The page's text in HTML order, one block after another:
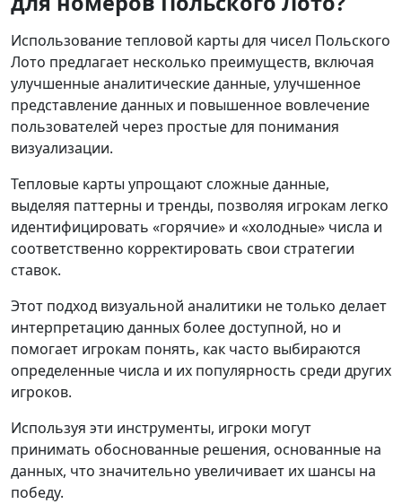
Использование тепловой карты для чисел Польского
Лото предлагает несколько преимуществ, включая
улучшенные аналитические данные, улучшенное
представление данных и повышенное вовлечение
пользователей через простые для понимания
визуализации.
Тепловые карты упрощают сложные данные,
выделяя паттерны и тренды, позволяя игрокам легко
идентифицировать «горячие» и «холодные» числа и
соответственно корректировать свои стратегии
ставок.
Этот подход визуальной аналитики не только делает
интерпретацию данных более доступной, но и
помогает игрокам понять, как часто выбираются
определенные числа и их популярность среди других
игроков.
Используя эти инструменты, игроки могут
принимать обоснованные решения, основанные на
данных, что значительно увеличивает их шансы на
победу.